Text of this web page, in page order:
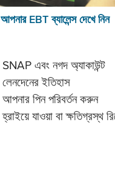
আপনার EBT ব্যালেন্স দেখে নিন
SNAP এবং নগদ অ্যাকাউন্ট
লেনদেনের ইতিহাস
আপনার পিন পরিবর্তন করুন
হ্রাইয়ে যাওয়া বা ক্ষতিগ্রস্থ